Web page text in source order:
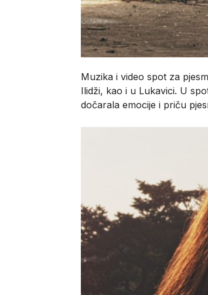
Muzika i video spot za
Ilidži, kao i u Lukavici. U
dočarala emocije i priču